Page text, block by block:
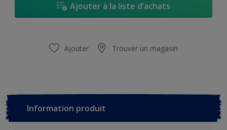
Ajouter à la liste d’achats
Ajouter Trouver un magasin
Information produit